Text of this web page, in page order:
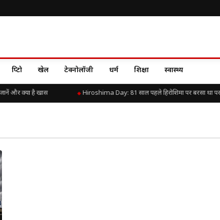
क्रिप्टो खेल टेक्नोलॉजी धर्म शिक्षा स्वास्थ्य
और क्या है खास Hiroshima Day: 81 साल पहले हिरोशिमा पर बरसा था